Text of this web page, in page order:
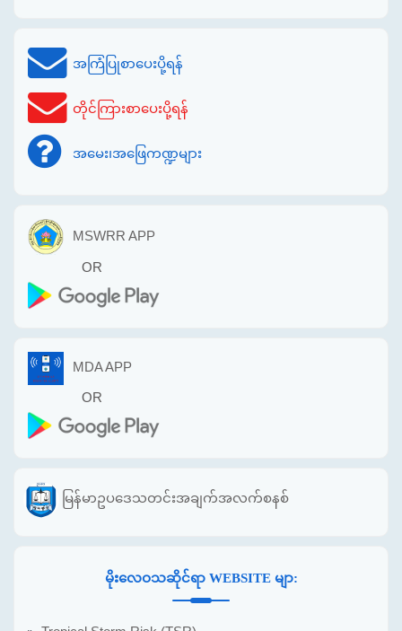
အကြံပြုစာပေးပို့ရန်
တိုင်ကြားစာပေးပို့ရန်
အမေး၊အဖြေကဏ္ဍများ
MSWRR APP
OR
MDA APP
OR
မြန်မာဥပဒေသတင်းအချက်အလက်စနစ်
မိုးလေဝသဆိုင်ရာ WEBSITE မျာ: